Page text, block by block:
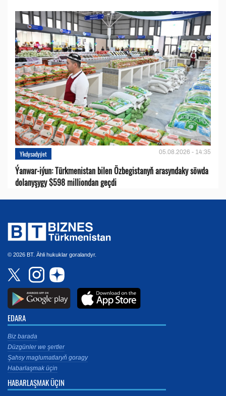
Ykdysadyýet 05.08.2026 - 14:35
Ýanwar-iýun: Türkmenistan bilen Özbegistanyň arasyndaky söwda
dolanyşygy $598 milliondan geçdi
© 2026 BT. Ähli hukuklar goralandyr.
EDARA
Biz barada
Düzgünler we şertler
Şahsy maglumatlaryň goragy
Habarlaşmak üçin
HABARLAŞMAK ÜÇIN